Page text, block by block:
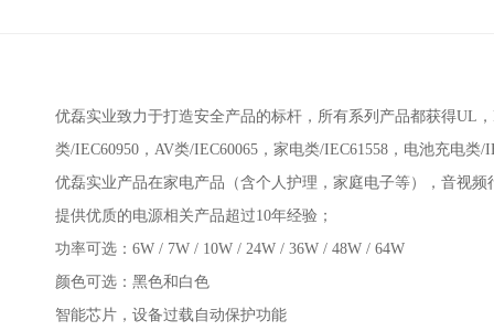
优磊实业致力于打造安全产品的标杆，所有系列产品都获得UL
类/IEC60950，AV类/IEC60065，家电类/IEC61558，电池充电类/
优磊实业产品在家电产品（含个人护理，家庭电子等），音视
提供优质的电源相关产品超过10年经验；
功率可选：6W / 7W / 10W / 24W / 36W / 48W / 64W
颜色可选：黑色和白色
智能芯片，设备过载自动保护功能